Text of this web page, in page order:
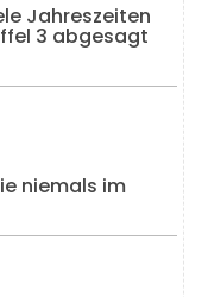
Jahreszeiten
3 abgesagt
niemals im